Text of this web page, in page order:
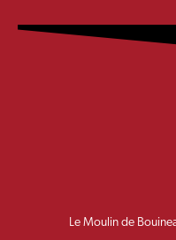
Le Moulin de